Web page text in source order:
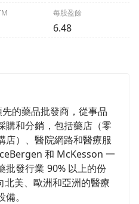
每股盈餘
6.48
的藥品批發商，從事品
購和分銷，包括藥店（零
店）、醫院網路和醫療服
和 McKesson 一
批發行業 90% 以上的份
美、歐洲和亞洲的醫療
。